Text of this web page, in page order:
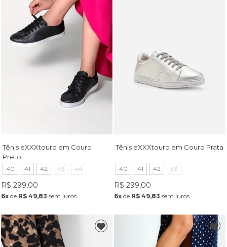
Tênis eXXXtouro em Couro
Preto
40 41 42 43 44
R$ 299,00
6xde R$ 49,83 sem juros
Tênis eXXXtouro em Couro Prata
40 41 42 43
R$ 299,00
6x de R$ 49,83 sem juros